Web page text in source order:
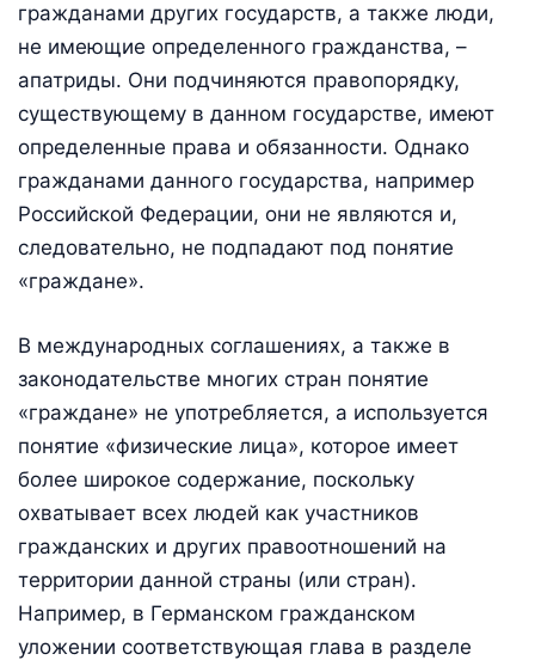
гражданами других государств, а также люди,
не имеющие определенного гражданства, –
апатриды. Они подчиняются правопорядку,
существующему в данном государстве, имеют
определенные права и обязанности. Однако
гражданами данного государства, например
Российской Федерации, они не являются и,
следовательно, не подпадают под понятие
«граждане».
В международных соглашениях, а также в
законодательстве многих стран понятие
«граждане» не употребляется, а используется
понятие «физические лица», которое имеет
более широкое содержание, поскольку
охватывает всех людей как участников
гражданских и других правоотношений на
территории данной страны (или стран).
Например, в Германском гражданском
уложении соответствующая глава в разделе